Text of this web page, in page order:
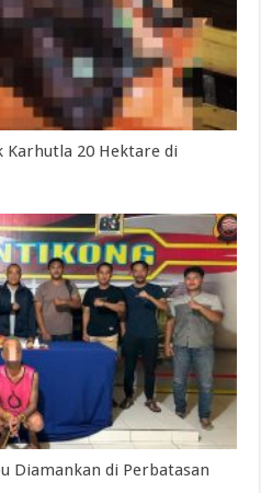
Karhutla 20 Hektare di
Diamankan di Perbatasan